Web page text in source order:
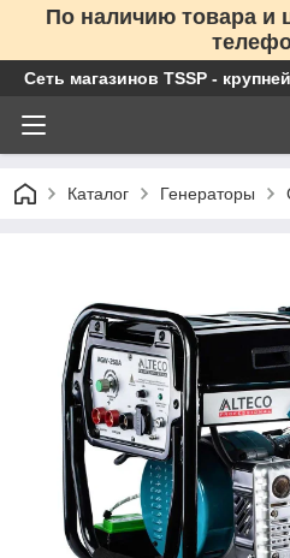
По наличию товара и
Сеть магазинов TSSP -
Каталог Генераторы